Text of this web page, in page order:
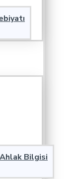
Bilgisi